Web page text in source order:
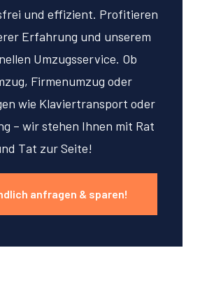
und effizient. Profitieren
Erfahrung und unserem
Umzugsservice. Ob
Firmenumzug oder
wie Klaviertransport oder
– wir stehen Ihnen mit Rat
Tat zur Seite!
anfragen & sparen!